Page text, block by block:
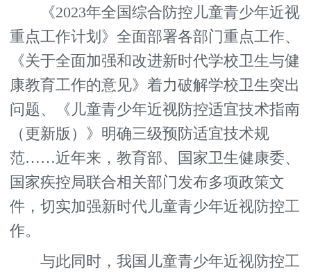
《2023年全国综合防控儿童青少年近视
重点工作计划》全面部署各部门重点工作、
《关于全面加强和改进新时代学校卫生与健
康教育工作的意见》着力破解学校卫生突出
问题、《儿童青少年近视防控适宜技术指南
（更新版）》明确三级预防适宜技术规
范……近年来，教育部、国家卫生健康委、
国家疾控局联合相关部门发布多项政策文
件，切实加强新时代儿童青少年近视防控工
作。
与此同时，我国儿童青少年近视防控工